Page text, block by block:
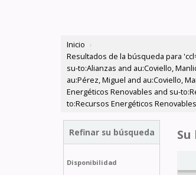
Inicio ›
Resultados de la búsqueda para
su-to:Alianzas and au:Coviello,
au:Pérez, Miguel and au:Coviello,
Energéticos Renovables and su-
to:Recursos Energéticos
Refinar su búsqueda
Disponibilidad